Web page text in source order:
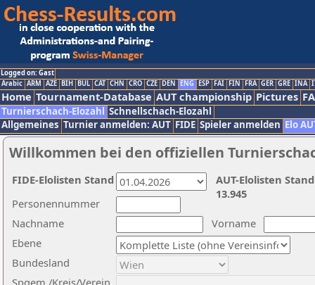
Logged on: Gast
Arabic ARM AZE BIH BUL CAT CHN CRO CZE DEN ENG ESP FAI FIN FRA GER GRE INA
Home Tournament-Database AUT championship Pictures
Turnierschach-Elozahl Schnellschach-Elozahl
Allgemeines Turnier anmelden: AUT FIDE Spieler anmelden Elo
Willkommen bei den offiziellen
Nachname
Vorname
Ebene
Personennummer
Bundesland
Spgem./Kreis/Verein
AUT-Elolisten
13.945
FIDE-Elolisten Stand